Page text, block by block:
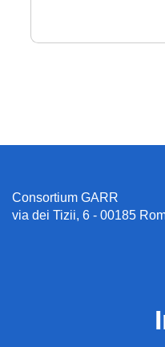
Consortium GARR
via dei Tizii, 6 - 00185